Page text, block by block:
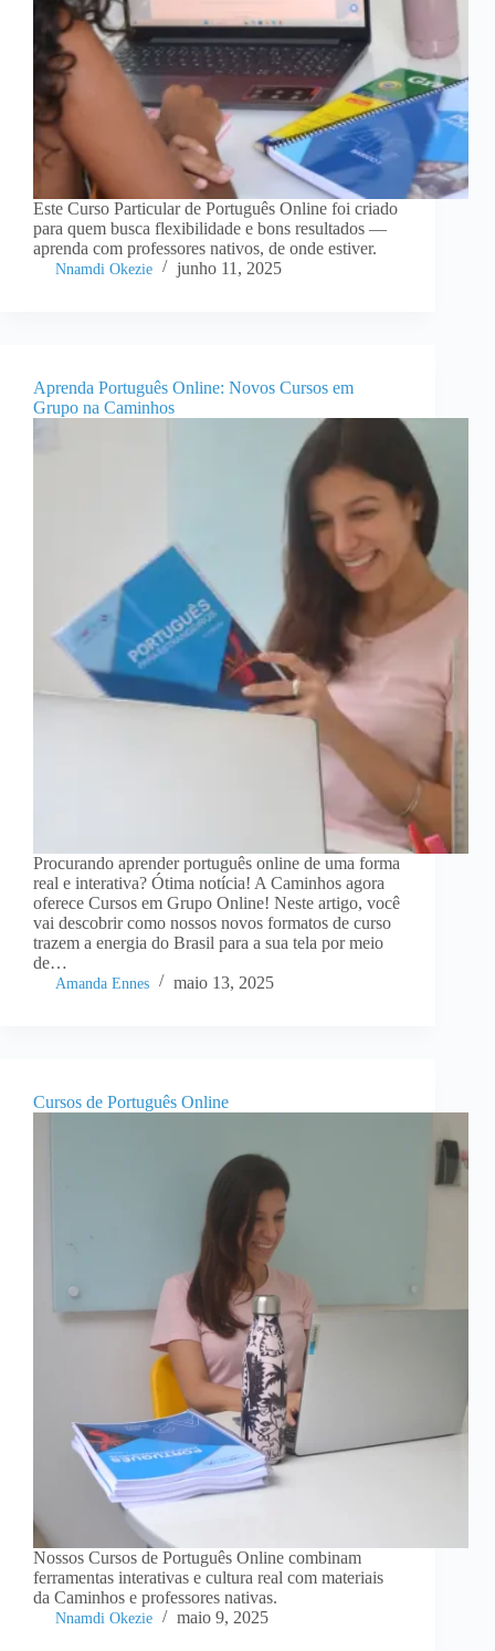
Este Curso Particular de Português Online foi criado
para quem busca flexibilidade e bons resultados —
aprenda com professores nativos, de onde estiver.
Nnamdi Okezie junho 11, 2025
Aprenda Português Online: Novos Cursos em
Grupo na Caminhos
Procurando aprender português online de uma forma
real e interativa? Ótima notícia! A Caminhos agora
oferece Cursos em Grupo Online! Neste artigo, você
vai descobrir como nossos novos formatos de curso
trazem a energia do Brasil para a sua tela por meio
de…
Amanda Ennes maio 13, 2025
Cursos de Português Online
Nossos Cursos de Português Online combinam
ferramentas interativas e cultura real com materiais
da Caminhos e professores nativas.
Nnamdi Okezie maio 9, 2025